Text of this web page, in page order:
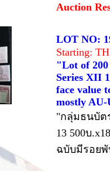
Auction
LOT NO:
Starting:
"Lot of 200
Series XII
face value
mostly AU-
"กลุ่มธนบัต
13 500บ
ฉบับมีรอย